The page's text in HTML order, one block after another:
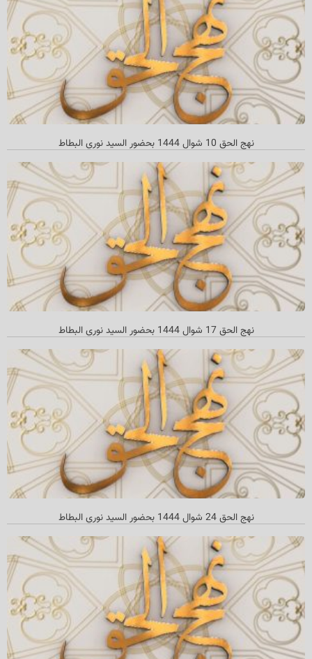
نهج الحق 10 شوال 1444 بحضور السيد نوري البطاط
نهج الحق 17 شوال 1444 بحضور السید نوري البطاط
نهج الحق 24 شوال 1444 بحضور السيد نوري البطاط